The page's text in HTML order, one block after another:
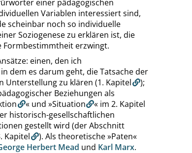
einer pädagogischen
Variablen interessiert sind,
scheinbar noch so individuelle
Soziogenese zu erklären ist, die
Formbestimmtheit erzwingt.
einen, den ich
dem es darum geht, die Tatsache der
Unterstellung zu klären (1. Kapitel
);
Beziehungen als
«und »Situation « im2. Kapitel
historisch-gesellschaftlichen
gestellt wird (der Abschnitt
Kapitel ). Als theoretische»Paten«
Herbert Mead und Karl Marx.